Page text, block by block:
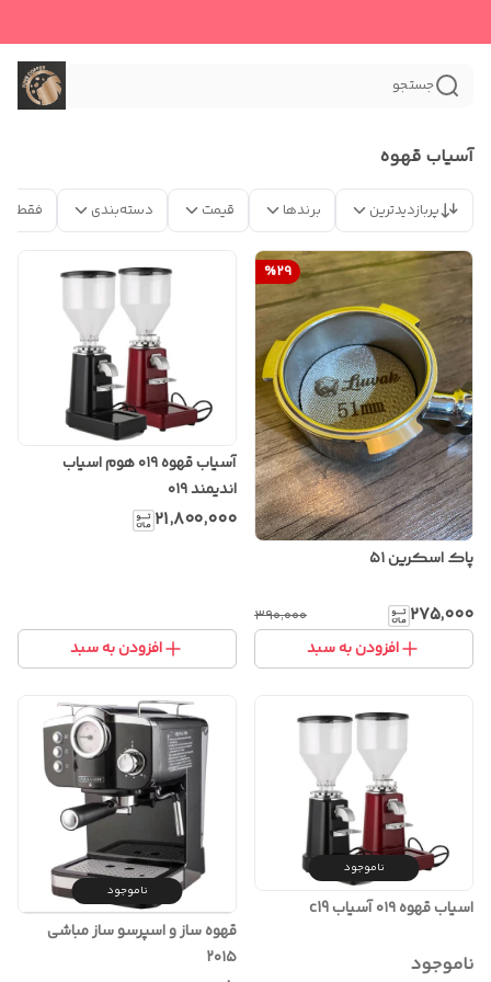
جستجو
آسیاب قهوه
پربازدیدترین برندها قیمت دسته‌بندی فقط
%29
پاک اسکرین ۵۱
۲۷۵٬۰۰۰ ۳۹۰٬۰۰۰
افزودن به سبد
آسیاب قهوه ۰۱۹ هوم اسیاب
اندیمند ۰۱۹
۲۱٬۸۰۰٬۰۰۰
افزودن به سبد
ناموجود
اسیاب قهوه ۰۱۹ آسیاب c19
ناموجود
ناموجود
قهوه ساز و اسپرسو ساز مباشی
۲۰۱۵